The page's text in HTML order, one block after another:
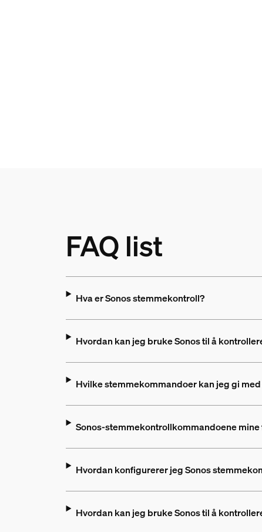
FAQ list
Hva er Sonos stemmekontroll?
Hvordan kan jeg bruke Sonos til å
Hvilke stemmekommandoer kan jeg gi
Sonos-stemmekontrollkommandoene
Hvordan konfigurerer jeg Sonos
Hvordan kan jeg bruke Sonos til å